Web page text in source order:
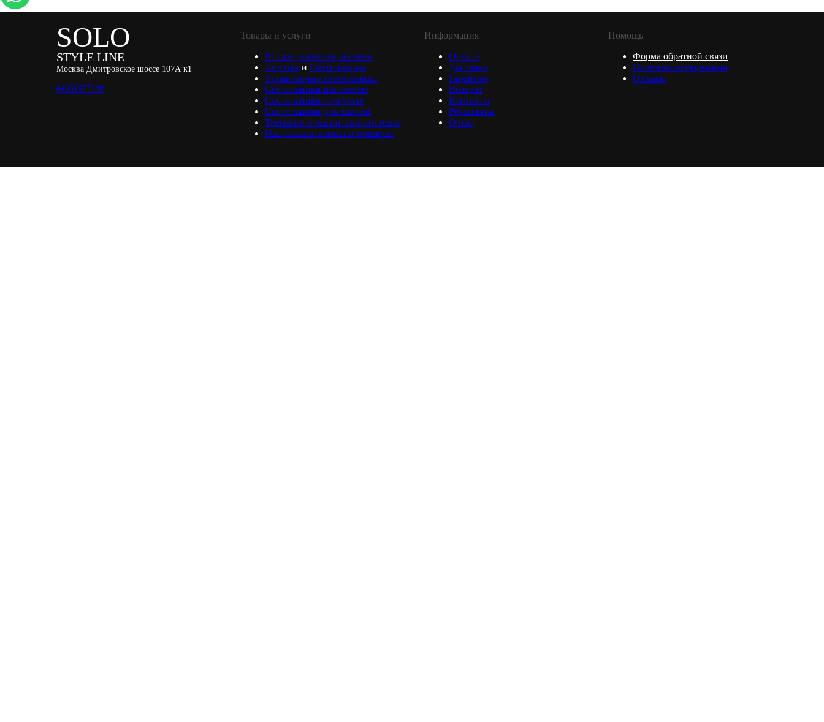
SOLO
STYLE LINE
Москва Дмитровское шоссе 107А к1
84951977330
Товары и услуги
Шторы, карнизы, жалюзи
Люстры и Светильники
Управляемые светильники
Светильники настенные
Светильники точечные
Светильники для ванной
Трековые и магнитные системы
Настольные лампы и торшеры
Информация
Оплата
Доставка
Гарантия
Возврат
Контакты
Реквизиты
О нас
Помощь
Форма обратной связи
Полезная информация
Отзывы